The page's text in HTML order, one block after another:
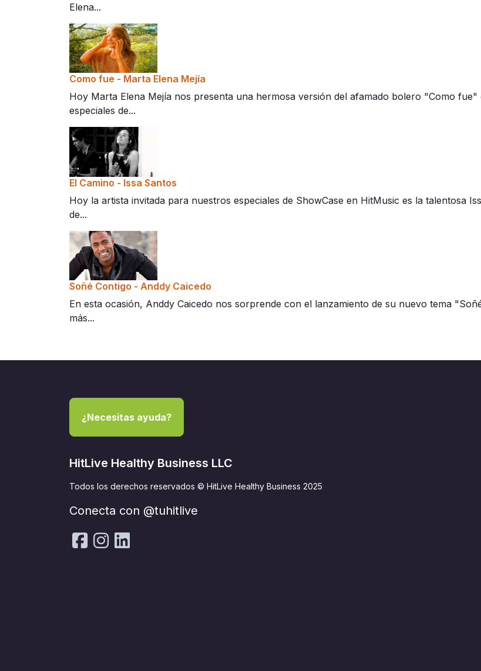
Elena...
Como fue - Marta Elena Mejía
Hoy Marta Elena Mejía nos presenta una hermosa versión del afamado bolero "Como
especiales de...
El Camino - Issa Santos
Hoy la artista invitada para nuestros especiales de ShowCase en HitMusic es la talentosa
de...
Soñé Contigo - Anddy Caicedo
En esta ocasión, Anddy Caicedo nos sorprende con el lanzamiento de su nuevo tema
más...
¿Necesitas ayuda?
HitLive Healthy Business LLC
Todos los derechos reservados © HitLive Healthy Business 2025
Conecta con @tuhitlive